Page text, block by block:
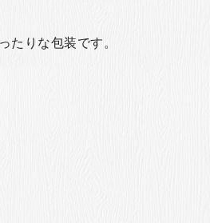
たりな包装です。